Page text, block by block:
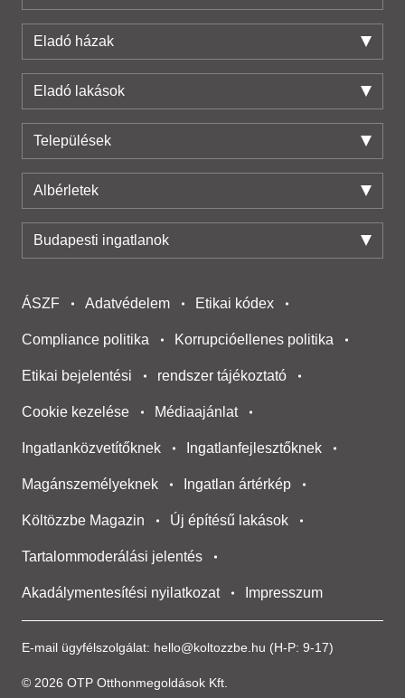
Eladó házak
Eladó lakások
Települések
Albérletek
Budapesti ingatlanok
E-mail ügyfélszolgálat: hello@koltozzbe.hu (H-P: 9-17)
© 2026 OTP Otthonmegoldások Kft.
ÁSZF Adatvédelem Etikai kódex
Compliance politika Korrupcióellenes politika
Etikai bejelentési rendszer tájékoztató
Cookie kezelése Médiaajánlat
Ingatlanközvetítőknek Ingatlanfejlesztőknek
Magánszemélyeknek Ingatlan ártérkép
Költözzbe Magazin Új építésű lakások
Tartalommoderálási jelentés
Akadálymentesítési nyilatkozat Impresszum